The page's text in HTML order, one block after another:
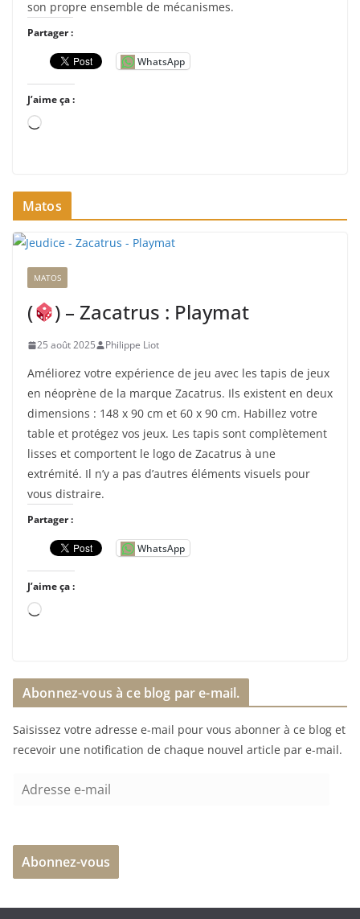
son propre ensemble de mécanismes.
Partager :
WhatsApp
J’aime ça :
C
g
e
m
e
n
t
…
Matos
MATOS
( ) – Zacatrus : Playmat
25 août 2025 Philippe Liot
Améliorez votre expérience de jeu avec les tapis de jeux
en néoprène de la marque Zacatrus. Ils existent en deux
dimensions : 148 x 90 cm et 60 x 90 cm. Habillez votre
table et protégez vos jeux. Les tapis sont complètement
lisses et comportent le logo de Zacatrus à une
extrémité. Il n’y a pas d’autres éléments visuels pour
vous distraire.
Partager :
WhatsApp
J’aime ça :
C
g
e
m
e
t
Abonnez-vous à ce blog par e-mail.
Saisissez votre adresse e-mail pour vous abonner à ce blog et
recevoir une notification de chaque nouvel article par e-mail.
e
s
Abonnez-vous